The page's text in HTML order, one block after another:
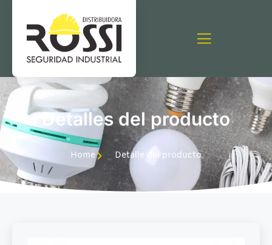
Detalles del producto
Home Detalle del producto